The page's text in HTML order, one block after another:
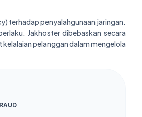
terhadap penyalahgunaan jaringan.
Jakhoster dibebaskan secara
pelanggan dalam mengelola